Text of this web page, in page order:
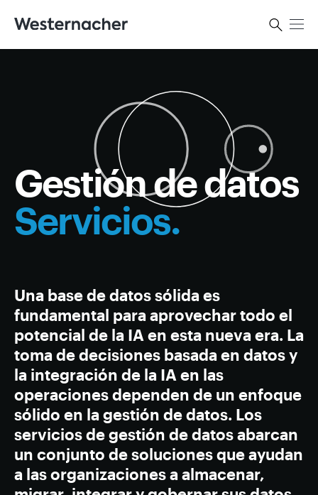
Gestión de datos
Servicios.
Una base de datos sólida es
fundamental para aprovechar todo el
potencial de la IA en esta nueva era. La
toma de decisiones basada en datos y
la integración de la IA en las
operaciones dependen de un enfoque
sólido en la gestión de datos. Los
servicios de gestión de datos abarcan
un conjunto de soluciones que ayudan
a las organizaciones a almacenar,